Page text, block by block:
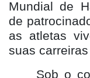
Mundial de
de
as atletas
suas
Sob o